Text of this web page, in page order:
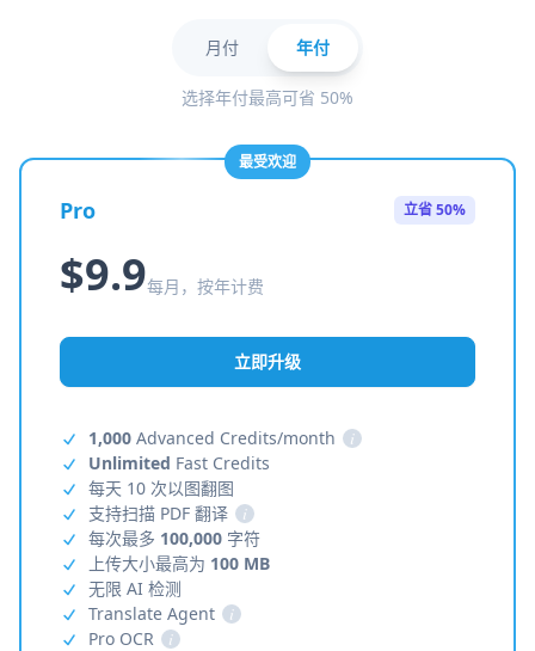
月付 年付
选择年付最高可省 50%
最受欢迎
Pro 立省 50%
$9.9每月，按年计费
立即升级
1,000 Advanced Credits/month
i
Unlimited Fast Credits
每天 10 次以图翻图
支持扫描 PDF 翻译
i
每次最多 100,000 字符
上传大小最高为 100 MB
无限 AI 检测
Translate Agent
i
Pro OCR
i